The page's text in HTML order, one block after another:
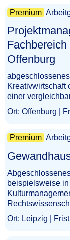
Premium
Offenburg​‌‌‌‌​‌​‌‌​‌​​​‌​​​
Kreativwirtschaft
einer
Ort: Offenburg |
Premium
beispielsweise
Ort: Leipzig |